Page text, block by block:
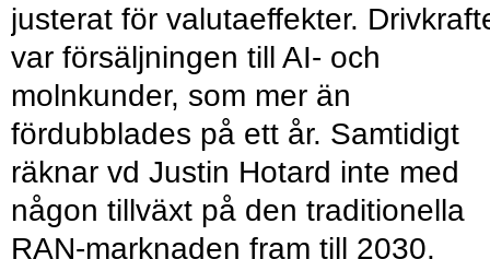
justerat för valutaeffekter.
var försäljningen till AI- och
molnkunder, som mer än
fördubblades på ett år. Samtidigt
räknar vd Justin Hotard inte med
någon tillväxt på den traditionella
RAN-marknaden fram till 2030.